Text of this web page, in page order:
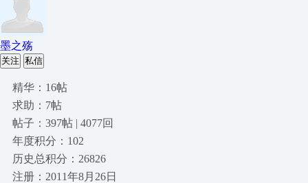
墨之殇
关注 私信
精华：16帖
求助：7帖
帖子：397帖 | 4077回
年度积分：102
历史总积分：26826
注册：2011年8月26日